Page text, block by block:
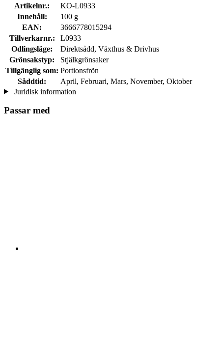
Artikelnr.:
KO-L0933
Innehåll:
100 g
EAN:
3666778015294
Tillverkarnr.:
L0933
Odlingsläge:
Direktsådd, Växthus & Drivhus
Grönsakstyp:
Stjälkgrönsaker
Tillgänglig som: Portionsfrön
Såddtid:
April, Februari, Mars, November, Oktober
Juridisk information
Passar med